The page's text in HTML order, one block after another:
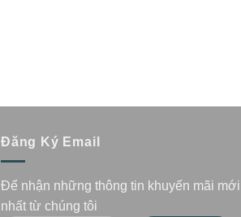
Đăng Ký Email
Để nhận những thông tin khuyến mãi mới
nhất từ chúng tôi